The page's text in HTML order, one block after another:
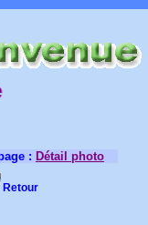
: Détail photo
Retour